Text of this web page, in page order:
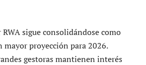
sigue consolidándose como
mayor proyección para 2026.
gestoras mantienen interés